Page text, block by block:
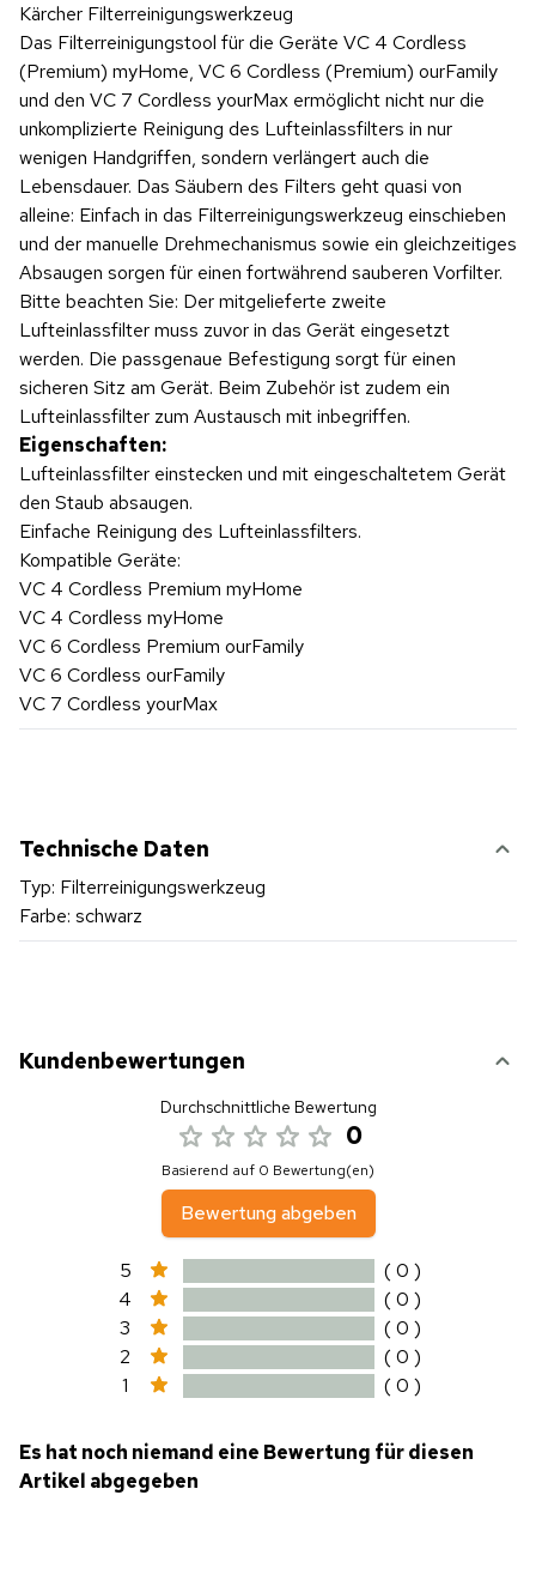
Kärcher Filterreinigungswerkzeug
Das Filterreinigungstool für die Geräte VC 4 Cordless
(Premium) myHome, VC 6 Cordless (Premium) ourFamily
und den VC 7 Cordless yourMax ermöglicht nicht nur die
unkomplizierte Reinigung des Lufteinlassfilters in nur
wenigen Handgriffen, sondern verlängert auch die
Lebensdauer. Das Säubern des Filters geht quasi von
alleine: Einfach in das Filterreinigungswerkzeug einschieben
und der manuelle Drehmechanismus sowie ein gleichzeitiges
Absaugen sorgen für einen fortwährend sauberen Vorfilter.
Bitte beachten Sie: Der mitgelieferte zweite
Lufteinlassfilter muss zuvor in das Gerät eingesetzt
werden. Die passgenaue Befestigung sorgt für einen
sicheren Sitz am Gerät. Beim Zubehör ist zudem ein
Lufteinlassfilter zum Austausch mit inbegriffen.
Eigenschaften:
Lufteinlassfilter einstecken und mit eingeschaltetem Gerät
den Staub absaugen.
Einfache Reinigung des Lufteinlassfilters.
Kompatible Geräte:
VC 4 Cordless Premium myHome
VC 4 Cordless myHome
VC 6 Cordless Premium ourFamily
VC 6 Cordless ourFamily
VC 7 Cordless yourMax
Technische Daten
Typ: Filterreinigungswerkzeug
Farbe: schwarz
Kundenbewertungen
Durchschnittliche Bewertung
0
Basierend auf 0 Bewertung(en)
Bewertung abgeben
5
( 0 )
4
( 0 )
3
( 0 )
2
( 0 )
1
( 0 )
Es hat noch niemand eine Bewertung für diesen
Artikel abgegeben